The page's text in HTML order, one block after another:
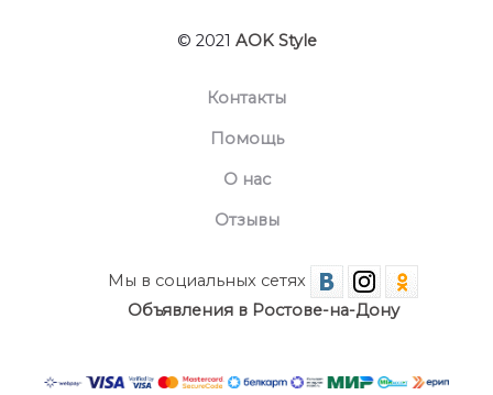
© 2021 AOK Style
Контакты
Помощь
О нас
Отзывы
Мы в социальных сетях
Объявления в Ростове-на-Дону